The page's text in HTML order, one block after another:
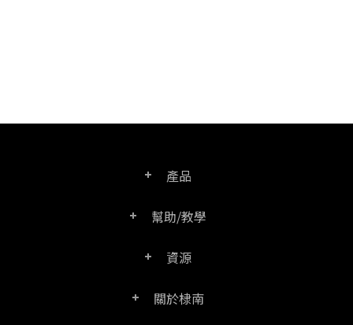
產品
PDF文電通專業版
幫助/教學
常見問題
資源
產品/授權比較表
關於棣南